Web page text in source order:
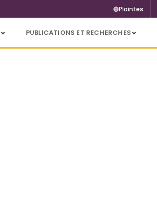
Plaintes
PUBLICATIONS ET RECHERCHES